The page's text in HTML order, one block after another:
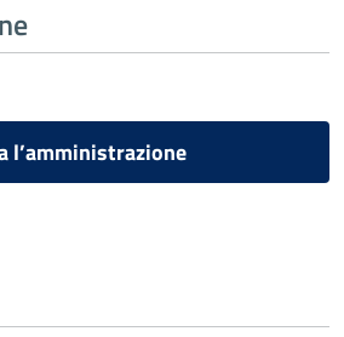
l’amministrazione